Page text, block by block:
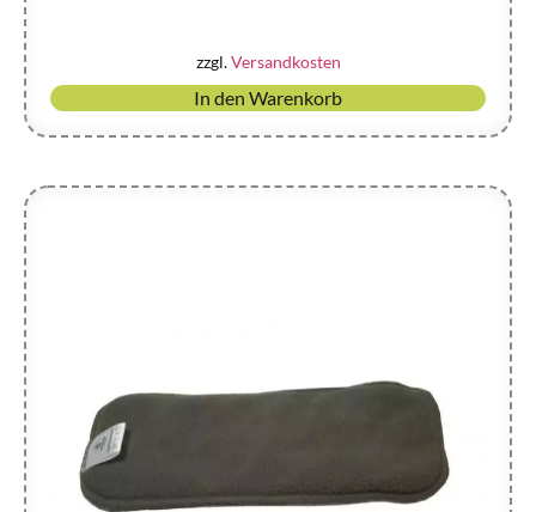
zzgl.Versandkosten
In den Warenkorb